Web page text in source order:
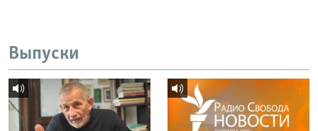
Выпуски